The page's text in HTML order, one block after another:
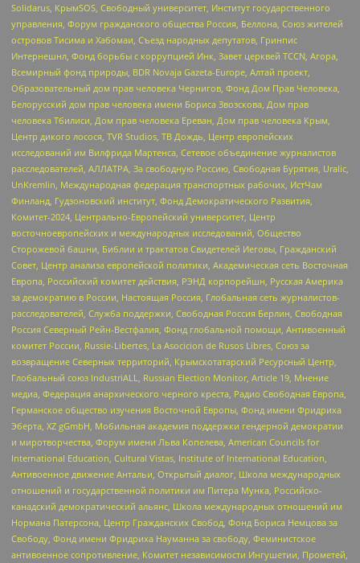
Solidarus, КрымSOS, Свободный университет, Институт государственного
управления, Форум гражданского общества Россия, Беллона, Союз жителей
островов Тисима и Хабомаи, Съезд народных депутатов, Гринпис
Интернешнл, Фонд борьбы с коррупцией Инк, Завет церквей TCCN, Агора,
Всемирный фонд природы, BDR Novaja Gazeta-Europe, Алтай проект,
Образовательный дом прав человека Чернигов, Фонд Дом Прав Человека,
Белорусский дом прав человека имени Бориса Звозскова, Дом прав
человека Тбилиси, Дом прав человека Ереван, Дом прав человека Крым,
Центр дикого лосося, TVR Studios, ТВ Дождь, Центр европейских
исследований им Вилфрида Мартенса, Сетевое объединение журналистов
расследователей, АЛЛАТРА, За свободную Россию, Свободная Бурятия, Uralic,
UnKremlin, Международная федерация транспортных рабочих, ИстЧам
Финланд, Гудзоновский институт, Фонд Демократического Развития,
Комитет-2024, Центрально-Европейский университет, Центр
восточноевропейских и международных исследований, Общество
Сторожевой башни, Библии и трактатов Свидетелей Иеговы, Гражданский
Совет, Центр анализа европейской политики, Академическая сеть Восточная
Европа, Российский комитет действия, РЭНД корпорейшн, Русская Америка
за демократию в России, Настоящая Россия, Глобальная сеть журналистов-
расследователей, Служба поддержки, Свободная Россия Берлин, Свободная
Россия Северный Рейн-Вестфалия, Фонд глобальной помощи, Антивоенный
комитет России, Russie-Libertes, La Asocicion de Rusos Libres, Союз за
возвращение Северных территорий, Крымскотатарский Ресурсный Центр,
Глобальный союз IndustriALL, Russian Election Monitor, Article 19, Мнение
медиа, Федерация анархического черного креста, Радио Свободная Европа,
Германское общество изучения Восточной Европы, Фонд имени Фридриха
Эберта, XZ gGmbH, Мобильная академия поддержки гендерной демократии
и миротворчества, Форум имени Льва Копелева, American Councils for
International Education, Cultural Vistas, Institute of International Education,
Антивоенное движение Антальи, Открытый диалог, Школа международных
отношений и государственной политики им Питера Мунка, Российско-
канадский демократический альянс, Школа международных отношений им
Нормана Патерсона, Центр Гражданских Свобод, Фонд Бориса Немцова за
Свободу, Фонд имени Фридриха Науманна за свободу, Феминистское
антивоенное сопротивление, Комитет независимости Ингушетии, Прометей,